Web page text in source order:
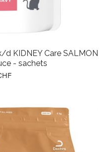
d KIDNEY Care SALMON
- sachets